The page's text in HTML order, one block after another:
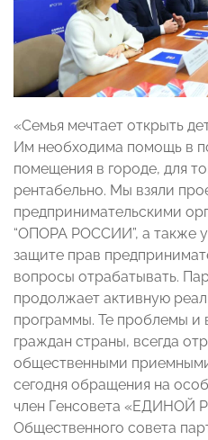
«Семья мечтает открыть
Им необходима помощь в
помещения в городе, для
рентабельно. Мы взяли
предпринимательскими
“ОПОРА РОССИИ”, а также
защите прав
вопросы отрабатывать.
продолжает активную
программы. Те проблемы и
граждан страны, всегда
общественными
сегодня обращения на
член Генсовета «ЕДИНОЙ
Общественного совета